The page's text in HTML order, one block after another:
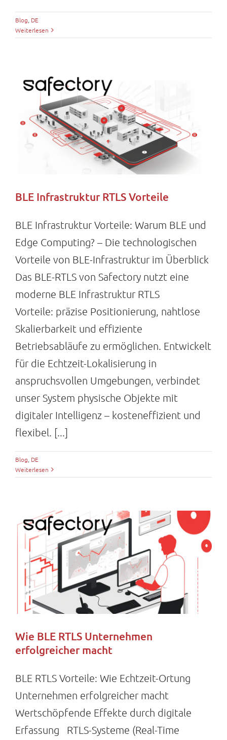
Blog DE
Weiterlesen
BLE Infrastruktur RTLS Vorteile
BLE Infrastruktur Vorteile: Warum BLE und
Edge Computing? – Die technologischen
Vorteile von BLE-Infrastruktur im Überblick
Das BLE-RTLS von Safectory nutzt eine
moderne BLE Infrastruktur RTLS
Vorteile: präzise Positionierung, nahtlose
Skalierbarkeit und effiziente
Betriebsabläufe zu ermöglichen. Entwickelt
für die Echtzeit-Lokalisierung in
anspruchsvollen Umgebungen, verbindet
unser System physische Objekte mit
digitaler Intelligenz – kosteneffizient und
flexibel. [...]
Blog DE
Weiterlesen
Wie BLE RTLS Unternehmen
erfolgreicher macht
BLE RTLS Vorteile: Wie Echtzeit-Ortung
Unternehmen erfolgreicher macht
Wertschöpfende Effekte durch digitale
Erfassung RTLS-Systeme (Real-Time